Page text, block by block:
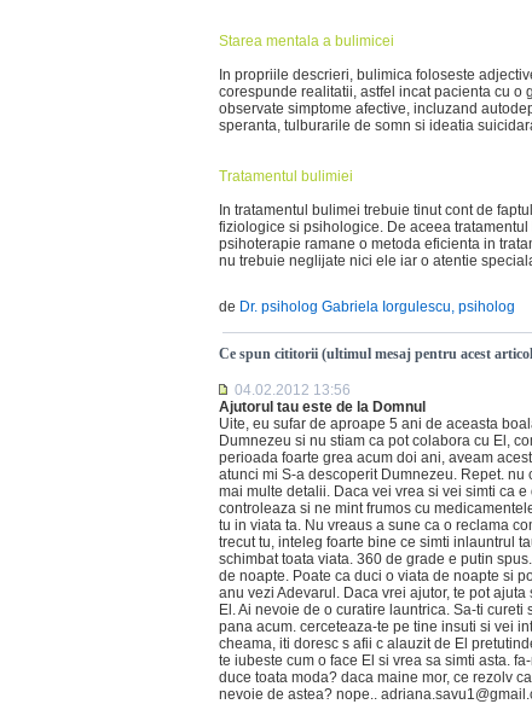
Starea mentala a bulimicei
In propriile descrieri, bulimica foloseste
corespunde realitatii, astfel incat pacienta cu o
observate simptome afective, incluzand
speranta, tulburarile de somn si ideatia
Tratamentul bulimiei
In tratamentul bulimei trebuie tinut cont de
fiziologice si psihologice. De aceea
psihoterapie ramane o metoda eficienta in
nu trebuie neglijate nici ele iar o atentie
de Dr. psiholog Gabriela Iorgulescu, psiholog
Ce spun cititorii (ultimul mesaj pentru acest
04.02.2012 13:56
Ajutorul tau este de la Domnul
Uite, eu sufar de aproape 5 ani de aceasta
Dumnezeu si nu stiam ca pot colabora cu El,
perioada foarte grea acum doi ani, aveam
atunci mi S-a descoperit Dumnezeu. Repet.
mai multe detalii. Daca vei vrea si vei simti ca
controleaza si ne mint frumos cu
tu in viata ta. Nu vreaus a sune ca o reclama
trecut tu, inteleg foarte bine ce simti inlauntrul
schimbat toata viata. 360 de grade e putin
de noapte. Poate ca duci o viata de noapte si
anu vezi Adevarul. Daca vrei ajutor, te pot
El. Ai nevoie de o curatire launtrica. Sa-ti
pana acum. cerceteaza-te pe tine insuti si vei
cheama, iti doresc s afii c alauzit de El
te iubeste cum o face El si vrea sa simti asta.
duce toata moda? daca maine mor, ce rezolv
nevoie de astea? nope..